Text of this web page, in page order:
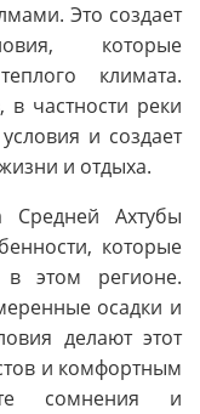
Это создает
которые
климата.
частности реки
и создает
и отдыха.
Средней Ахтубы
которые
в этом регионе.
осадки и
делают этот
и комфортным
сомнения и